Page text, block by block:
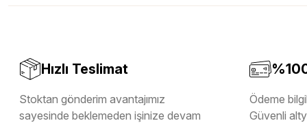
Hızlı Teslimat
Stoktan gönderim avantajımız
sayesinde beklemeden işinize devam
Ödeme
Güvenli